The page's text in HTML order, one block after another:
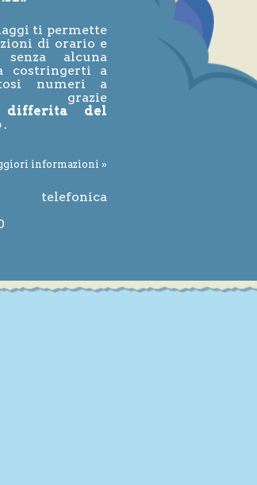
ti permette
di orario e
alcuna
costringerti a
numeri a
grazie
differita del
.
informazioni »
telefonica